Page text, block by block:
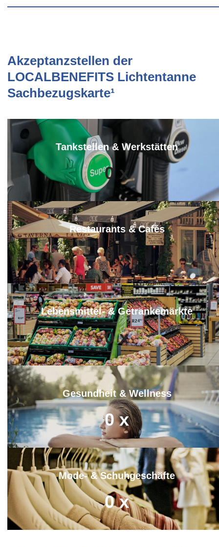
Akzeptanzstellen der
LOCALBENEFITS Lichtentanne
Sachbezugskarte¹
Tankstellen & Werkstätten
0 x
Restaurants & Cafés
0 x
Lebensmittel- & Getränkemärkte
0 x
Gesundheit & Wellness
0 x
Mode- & Schuhgeschäfte
0 x